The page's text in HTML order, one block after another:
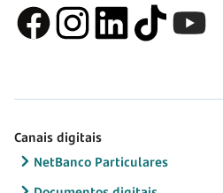
Canais digitais
NetBanco Particulares